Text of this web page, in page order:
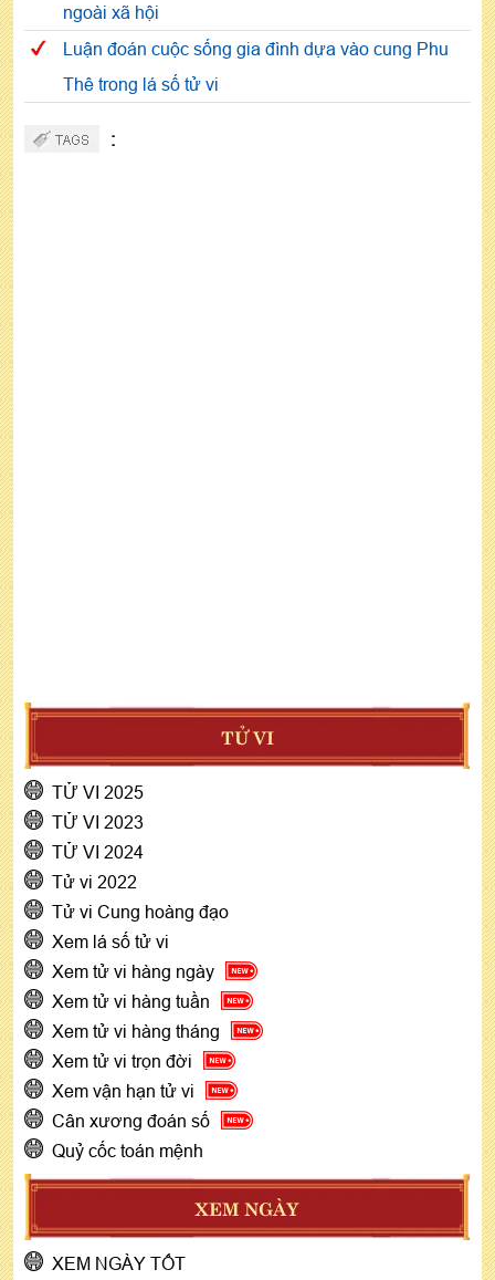
ngoài xã hội
Luận đoán cuộc sống gia đình dựa vào cung Phu
Thê trong lá số tử vi
:
TỬ VI
TỬ VI 2025
TỬ VI 2023
TỬ VI 2024
Tử vi 2022
Tử vi Cung hoàng đạo
Xem lá số tử vi
Xem tử vi hàng ngày
Xem tử vi hàng tuần
Xem tử vi hàng tháng
Xem tử vi trọn đời
Xem vận hạn tử vi
Cân xương đoán số
Quỷ cốc toán mệnh
XEM NGÀY
XEM NGÀY TỐT